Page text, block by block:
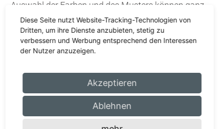
Auswahl der Farben und des Musters können ganz
unterschiedliche Bilder und Wirkungen erzeugen.
Eine harmonische Komposition garantiert
langfristig ein zufriedenstellendes Ergebnis.
Diese Seite nutzt Website-Tracking-Technologien von
Dritten, um ihre Dienste anzubieten, stetig zu
verbessern und Werbung entsprechend den Interessen
der Nutzer anzuzeigen.
Akzeptieren
Ablehnen